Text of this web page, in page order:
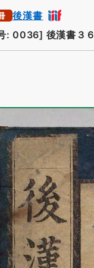
後漢書
: 0036] 後漢書３６